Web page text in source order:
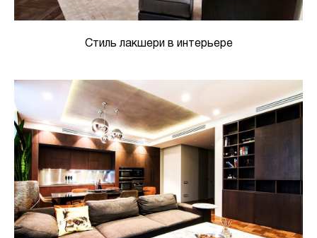
Стиль лакшери в интерьере